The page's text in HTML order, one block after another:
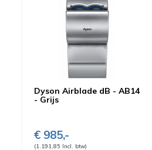
Dyson Airblade dB - AB14
- Grijs
€ 985,-
(1.191,85 Incl. btw)